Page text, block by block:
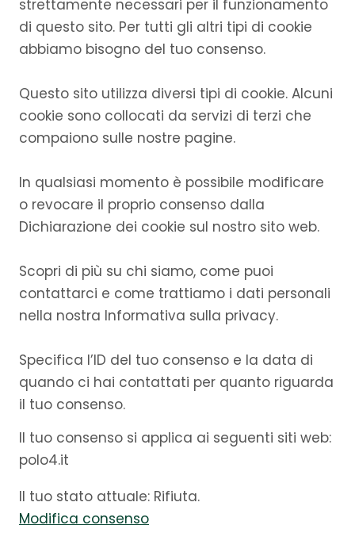
strettamente necessari per il funzionamento
di questo sito. Per tutti gli altri tipi di cookie
abbiamo bisogno del tuo consenso.
Questo sito utilizza diversi tipi di cookie. Alcuni
cookie sono collocati da servizi di terzi che
compaiono sulle nostre pagine.
In qualsiasi momento è possibile modificare
o revocare il proprio consenso dalla
Dichiarazione dei cookie sul nostro sito web.
Scopri di più su chi siamo, come puoi
contattarci e come trattiamo i dati personali
nella nostra Informativa sulla privacy.
Specifica l’ID del tuo consenso e la data di
quando ci hai contattati per quanto riguarda
il tuo consenso.
Il tuo consenso si applica ai seguenti siti web:
polo4.it
Il tuo stato attuale: Rifiuta.
Modifica consenso